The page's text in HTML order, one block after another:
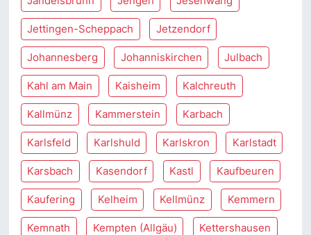
Jettingen-Scheppach Jetzendorf
Johannesberg Johanniskirchen Julbach
Kahl am Main Kaisheim Kalchreuth
Kallmünz Kammerstein Karbach
Karlsfeld Karlshuld Karlskron Karlstadt
Karsbach Kasendorf Kastl Kaufbeuren
Kaufering Kelheim Kellmünz Kemmern
Kemnath Kempten (Allgäu) Kettershausen